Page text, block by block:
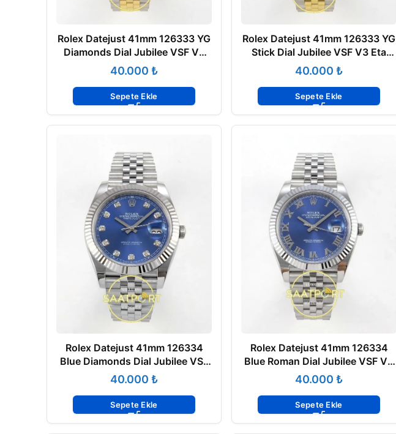
Rolex Datejust 41mm 126333 YG
Diamonds Dial Jubilee VSF V3
Eta Saat₺
Sepete Ekle
Rolex Datejust 41mm 126333 YG
Stick Dial Jubilee VSF V3 Eta
Saat ₺
Sepete Ekle
Rolex Datejust 41mm 126334
Blue Diamonds Dial Jubilee VSF
V3 Eta Saat₺
Sepete Ekle
Rolex Datejust 41mm 126334
Blue Roman Dial Jubilee VSF V3
Eta Saat₺
Sepete Ekle